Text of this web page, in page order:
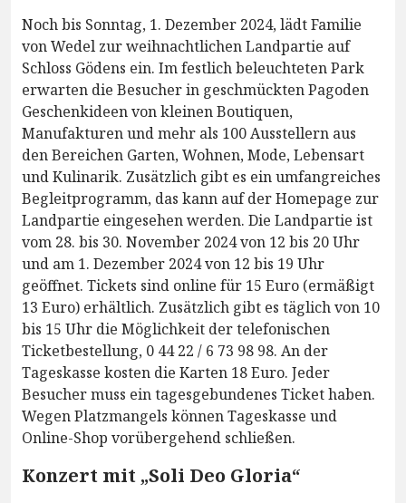
Noch bis Sonntag, 1. Dezember 2024, lädt Familie
von Wedel zur weihnachtlichen Landpartie auf
Schloss Gödens ein. Im festlich beleuchteten Park
erwarten die Besucher in geschmückten Pagoden
Geschenkideen von kleinen Boutiquen,
Manufakturen und mehr als 100 Ausstellern aus
den Bereichen Garten, Wohnen, Mode, Lebensart
und Kulinarik. Zusätzlich gibt es ein umfangreiches
Begleitprogramm, das kann auf der Homepage zur
Landpartie eingesehen werden. Die Landpartie ist
vom 28. bis 30. November 2024 von 12 bis 20 Uhr
und am 1. Dezember 2024 von 12 bis 19 Uhr
geöffnet. Tickets sind online für 15 Euro (ermäßigt
13 Euro) erhältlich. Zusätzlich gibt es täglich von 10
bis 15 Uhr die Möglichkeit der telefonischen
Ticketbestellung, 0 44 22 / 6 73 98 98. An der
Tageskasse kosten die Karten 18 Euro. Jeder
Besucher muss ein tagesgebundenes Ticket haben.
Wegen Platzmangels können Tageskasse und
Online-Shop vorübergehend schließen.
Konzert mit „Soli Deo Gloria“